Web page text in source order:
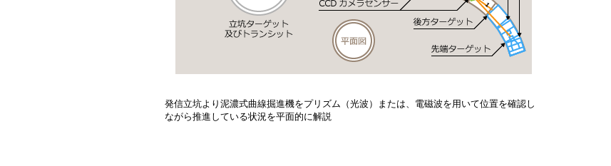
発信立坑より泥濃式曲線掘進機をプリズム（光波）または、電磁波を用いて位置を確認し
ながら推進している状況を平面的に解説